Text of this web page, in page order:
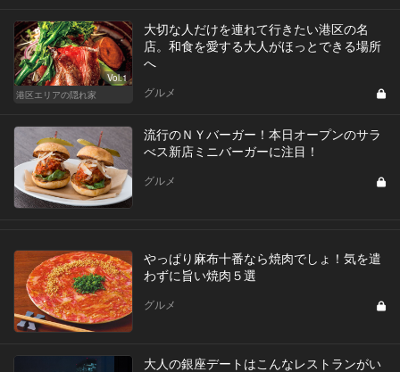
Vol.1
港区エリアの隠れ家
大切な人だけを連れて行きたい港区の名
店。和食を愛する大人がほっとできる場所
へ
グルメ
流行のＮＹバーガー！本日オープンのサラ
べス新店ミニバーガーに注目！
グルメ
やっぱり麻布十番なら焼肉でしょ！気を遣
わずに旨い焼肉５選
グルメ
大人の銀座デートはこんなレストランがい